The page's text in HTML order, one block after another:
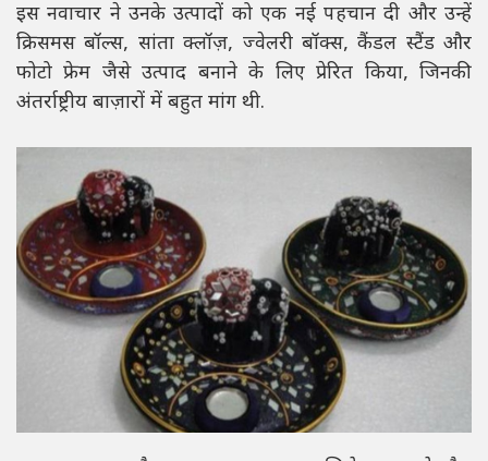
इस नवाचार ने उनके उत्पादों को एक नई पहचान दी और उन्हें
क्रिसमस बॉल्स, सांता क्लॉज़, ज्वेलरी बॉक्स, कैंडल स्टैंड और
फोटो फ्रेम जैसे उत्पाद बनाने के लिए प्रेरित किया, जिनकी
अंतर्राष्ट्रीय बाज़ारों में बहुत मांग थी.